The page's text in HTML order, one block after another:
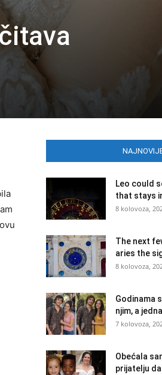
Leo could
that stays
8 kolovoza,
The next
aries the
8 kolovoza,
Godinama
njim, a
7 kolovoza,
Obećala
prijatelju